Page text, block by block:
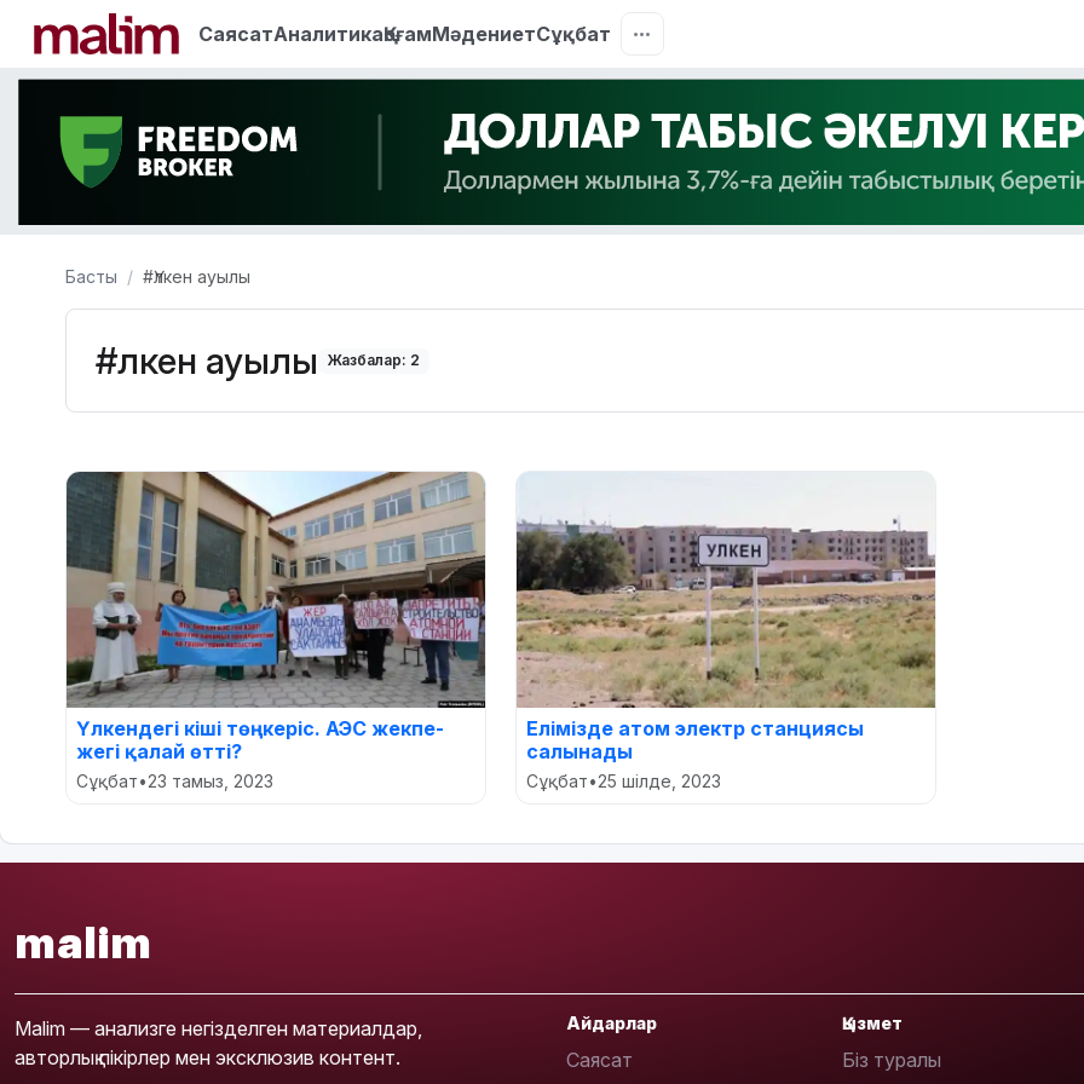
СаясатАналитикаҚоғамМәдениетСұқбат
Басты #Үлкен ауылы
#Үлкен ауылы Жазбалар: 2
Үлкендегі кіші төңкеріс. АЭС жекпе-
жегі қалай өтті?
Сұқбат•23 тамыз, 2023
Елімізде атом электр станциясы
салынады
Сұқбат•25 шілде, 2023
malim
Malim — анализге негізделген материалдар,
авторлық пікірлер мен эксклюзив контент.
Айдарлар
Саясат
Қызмет
Біз туралы